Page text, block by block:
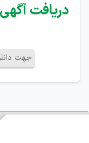
دریافت
جهت